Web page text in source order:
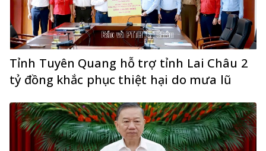
Tỉnh Tuyên Quang hỗ trợ tỉnh Lai Châu 2
tỷ đồng khắc phục thiệt hại do mưa lũ